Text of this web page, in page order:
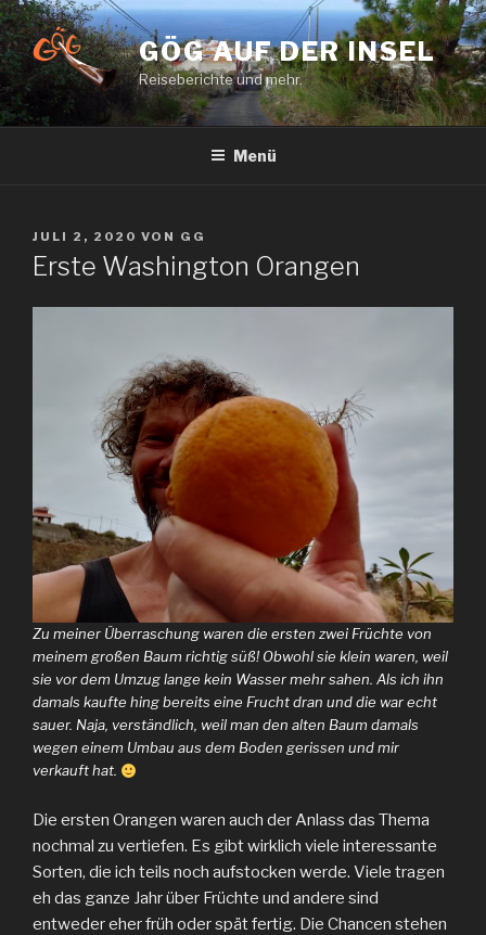
Zum
Inhalt
springen
GÖG AUF DER INSEL
Reiseberichte und mehr.
Menü
VERÖFFENTLICHT
AM
JULI 2, 2020 VON GG
Erste Washington Orangen
Zu meiner Überraschung waren die ersten zwei Früchte von
meinem großen Baum richtig süß! Obwohl sie klein waren, weil
sie vor dem Umzug lange kein Wasser mehr sahen. Als ich ihn
damals kaufte hing bereits eine Frucht dran und die war echt
sauer. Naja, verständlich, weil man den alten Baum damals
wegen einem Umbau aus dem Boden gerissen und mir
verkauft hat.
Die ersten Orangen waren auch der Anlass das Thema
nochmal zu vertiefen. Es gibt wirklich viele interessante
Sorten, die ich teils noch aufstocken werde. Viele tragen
eh das ganze Jahr über Früchte und andere sind
entweder eher früh oder spät fertig. Die Chancen stehen